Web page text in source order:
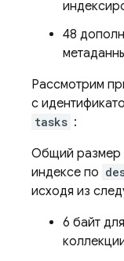
48
Рассмотрим
с
tasks :
Общий размер
индексе по
исходя из
6 байт для